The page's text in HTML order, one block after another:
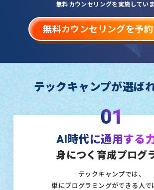
無料カウンセリングを実施していま
無料カウンセリングを予約
テックキャンプが選ば
01
AI時代に通用する
身につく育成プログ
テックキャンプでは、
単にプログラミングができる人で